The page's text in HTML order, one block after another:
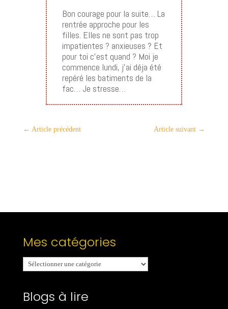
Bon courage pour la suite… La
rentrée approche pour les
filles. Elles ne sont pas trop
impatientes ? anxieuses ? Et
pour toi c’est quand ? Moi je
commence lundi, j’ai déja été
repéré les batiments de la
fac… Je stresse…
← Article précédent Article suivant →
Mes catégories
Mes
catégories
Blogs à lire